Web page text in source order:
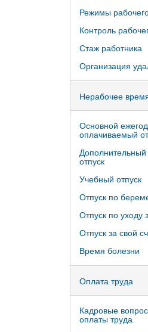
Режимы
Контроль
Стаж работника
Организация
Нерабочее
Основной
оплачиваемый
отпуск
Учебный отпуск
Отпуск по
Отпуск по уходу
Отпуск за свой
Время болезни
Оплата труда
Кадровые
оплаты труда